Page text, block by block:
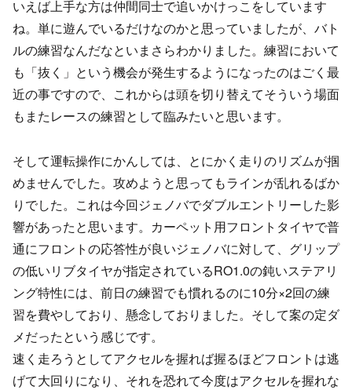
いえば上手な方は仲間同士で追いかけっこをしています
ね。単に遊んでいるだけなのかと思っていましたが、バト
ルの練習なんだなといまさらわかりました。練習において
も「抜く」という機会が発生するようになったのはごく最
近の事ですので、これからは頭を切り替えてそういう場面
もまたレースの練習として臨みたいと思います。
そして運転操作にかんしては、とにかく走りのリズムが掴
めませんでした。攻めようと思ってもラインが乱れるばか
りでした。これは今回ジェノバでダブルエントリーした影
響があったと思います。カーペット用フロントタイヤで普
通にフロントの応答性が良いジェノバに対して、グリップ
の低いリブタイヤが指定されているRO1.0の鈍いステアリ
ング特性には、前日の練習でも慣れるのに10分×2回の練
習を費やしており、懸念しておりました。そして案の定ダ
メだったという感じです。
速く走ろうとしてアクセルを握れば握るほどフロントは逃
げて大回りになり、それを恐れて今度はアクセルを握れな